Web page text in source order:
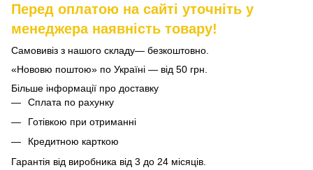
Перед оплатою на сайті уточніть у
менеджера наявність товару!
Самовивіз з нашого складу— безкоштовно.
«Нововю поштою» по Україні — від 50 грн.
Більше інформації про доставку
Сплата по рахунку
Готівкою при отриманні
Кредитною карткою
Гарантія від виробника від 3 до 24 місяців.